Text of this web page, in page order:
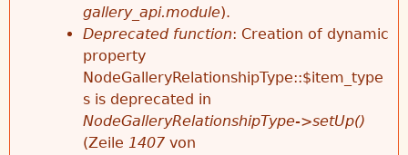
gallery_api.module).
Deprecated function: Creation of dynamic
property
NodeGalleryRelationshipType::$item_type
s is deprecated in
NodeGalleryRelationshipType->setUp()
(Zeile 1407 von